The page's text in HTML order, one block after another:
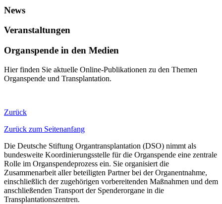
News
Veranstaltungen
Organspende in den Medien
​​​​​​​​Hier finden Sie aktuelle Online-Publikationen zu den Themen
Organspende und Transplantation.​
Zurück
Zurück zum Seitenanfang
Die Deutsche Stiftung Organtransplantation (DSO) nimmt als
bundesweite Koordinierungsstelle für die Organspende eine zentrale
Rolle im Organspendeprozess ein. Sie organisiert die
Zusammenarbeit aller beteiligten Partner bei der Organentnahme,
einschließlich der zugehörigen vorbereitenden Maßnahmen und dem
anschließenden Transport der Spenderorgane in die
Transplantationszentren.